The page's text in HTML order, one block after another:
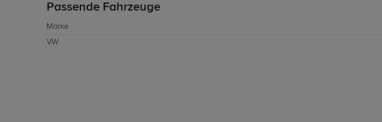
Passende Fahrzeuge
Marke
VW